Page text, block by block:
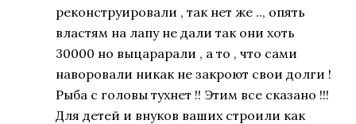
реконструировали , так нет же .., опять
властям на лапу не дали так они хоть
30000 но выцарарали , а то , что сами
наворовали никак не закроют свои долги !
Рыба с головы тухнет !! Этим все сказано !!!
Для детей и внуков ваших строили как